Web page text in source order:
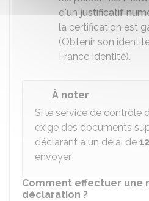
d'unjustificatif
la certification est
(Obtenir son
France Identité).
À noter
Si le service de contrôle
exige des documents
déclarant a un délai de
envoyer.
Comment effectuer une
déclaration ?